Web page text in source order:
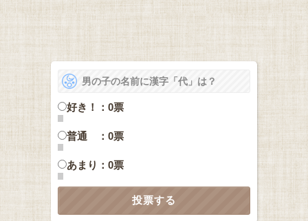
男の子の名前に漢字「代」は？
好き！：0票
普通 ：0票
あまり：0票